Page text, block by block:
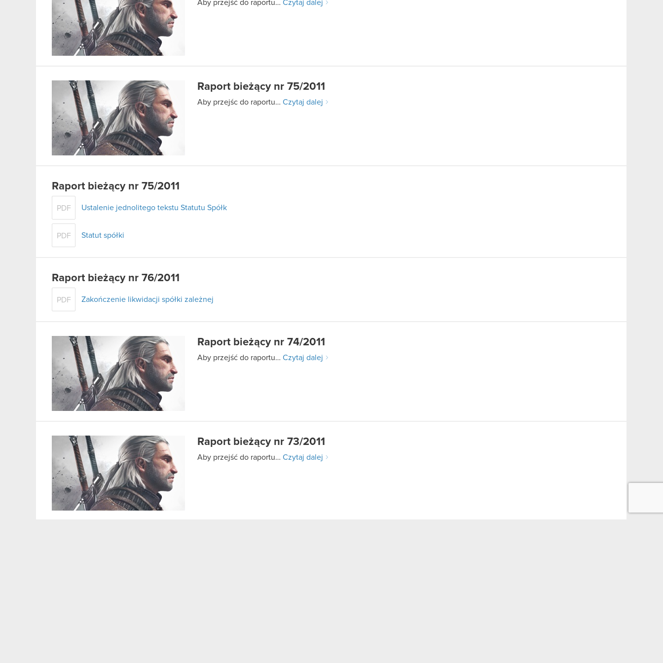
Aby przejść do raportu… Czytaj dalej
Raport bieżący nr 75/2011
Aby przejśc do raportu… Czytaj dalej
Raport bieżący nr 75/2011
PDF Ustalenie jednolitego tekstu Statutu Spółk
PDF Statut spółki
Raport bieżący nr 76/2011
PDF Zakończenie likwidacji spółki zależnej
Raport bieżący nr 74/2011
Aby przejść do raportu… Czytaj dalej
Raport bieżący nr 73/2011
Aby przejść do raportu… Czytaj dalej